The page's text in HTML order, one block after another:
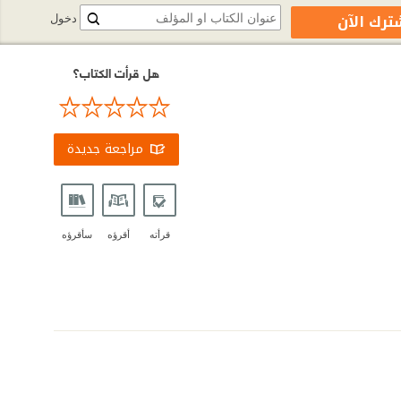
هل قرأت الكتاب؟
مراجعة جديدة
قرأته أقرؤه سأقرؤه
دخول الآن